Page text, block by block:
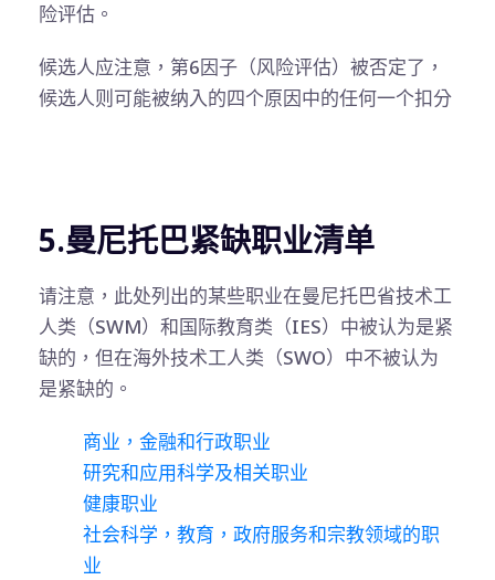
险评估。
候选人应注意，第6因子（风险评估）被否定了，
候选人则可能被纳入的四个原因中的任何一个扣分
5.曼尼托巴紧缺职业清单
请注意，此处列出的某些职业在曼尼托巴省技术工
人类（SWM）和国际教育类（IES）中被认为是紧
缺的，但在海外技术工人类（SWO）中不被认为
是紧缺的。
商业，金融和行政职业
研究和应用科学及相关职业
健康职业
社会科学，教育，政府服务和宗教领域的职
业